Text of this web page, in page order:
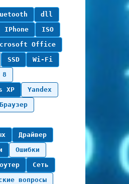
dll
IPhone
ISO
Office
SSD
Wi-Fi
8
XP
Yandex
Браузер
Драйвер
Ошибки
Сеть
вопросы